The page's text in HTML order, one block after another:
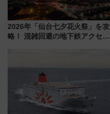
2026年「仙台七夕花火祭」を攻
略！ 混雑回避の地下鉄アクセス